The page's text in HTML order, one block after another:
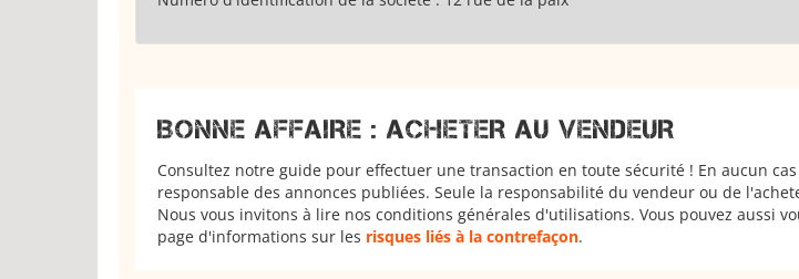
BONNE AFFAIRE : ACHETER AU VENDEUR
Consultez notre guide pour effectuer une transaction en toute sécurité ! En aucun
responsable des annonces publiées. Seule la responsabilité du vendeur ou de
Nous vous invitons à lire nos conditions générales d'utilisations. Vous pouvez aussi
page d'informations sur les risques liés à la contrefaçon.